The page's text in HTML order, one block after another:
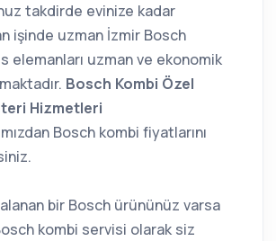
takdirde evinize kadar
işinde uzman İzmir Bosch
elemanları uzman ve ekonomik
Bosch Kombi Özel
Hizmetleri
Bosch kombi fiyatlarını
bir Bosch ürününüz varsa
kombi servisi olarak siz